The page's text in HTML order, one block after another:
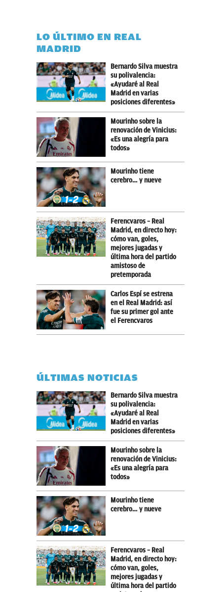
LO ÚLTIMO EN REAL
MADRID
Bernardo Silva muestra
su polivalencia:
«Ayudaré al Real
Madrid en varias
posiciones diferentes»
Mourinho sobre la
renovación de Vinicius:
«Es una alegría para
todos»
Mourinho tiene
cerebro… y nueve
Ferencvaros – Real
Madrid, en directo hoy:
cómo van, goles,
mejores jugadas y
última hora del partido
amistoso de
pretemporada
Carlos Espí se estrena
en el Real Madrid: así
fue su primer gol ante
el Ferencvaros
ÚLTIMAS NOTICIAS
Bernardo Silva muestra
su polivalencia:
«Ayudaré al Real
Madrid en varias
posiciones diferentes»
Mourinho sobre la
renovación de Vinicius:
«Es una alegría para
todos»
Mourinho tiene
cerebro… y nueve
Ferencvaros – Real
Madrid, en directo hoy:
cómo van, goles,
mejores jugadas y
última hora del partido